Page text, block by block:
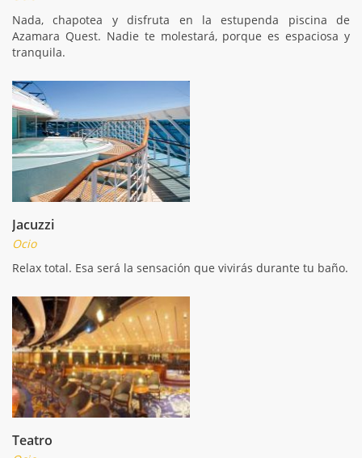
Nada, chapotea y disfruta en la estupenda piscina de
Azamara Quest. Nadie te molestará, porque es espaciosa y
tranquila.
Jacuzzi
Ocio
Relax total. Esa será la sensación que vivirás durante tu baño.
Teatro